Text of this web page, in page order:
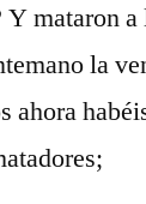
Y mataron a
la
ahora